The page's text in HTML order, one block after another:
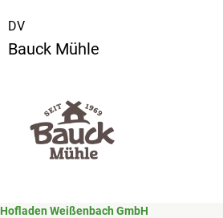
DV
Bauck Mühle
Hofladen Weißenbach GmbH